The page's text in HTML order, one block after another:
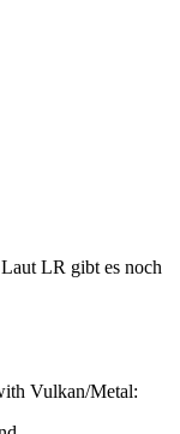
LR gibt es noch
Vulkan/Metal: